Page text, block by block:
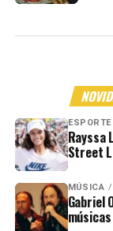
ESPORTE
Rayssa
Street
MÚSICA
Gabriel